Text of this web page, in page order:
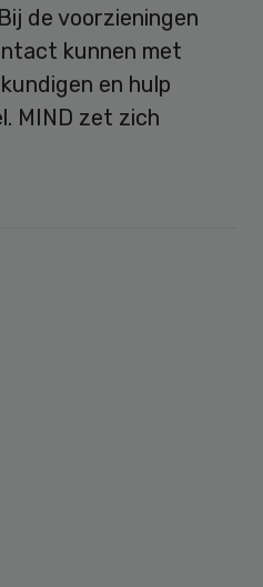
de voorzieningen
kunnen met
en hulp
MIND zet zich